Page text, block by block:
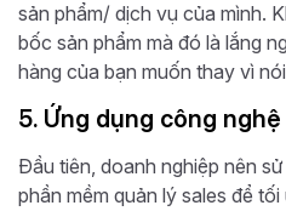
sản phẩm/ dịch vụ của mình.
bốc sản phẩm mà đó là lắng
hàng của bạn muốn thay vì
5. Ứng dụng công nghệ
Đầu tiên, doanh nghiệp nên
phần mềm quản lý sales để